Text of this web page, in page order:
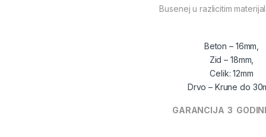
Busenej u razlicitim
Beton – 16mm,
Zid – 18mm,
Celik: 12mm
Drvo – Krune do
GARANCIJA 3